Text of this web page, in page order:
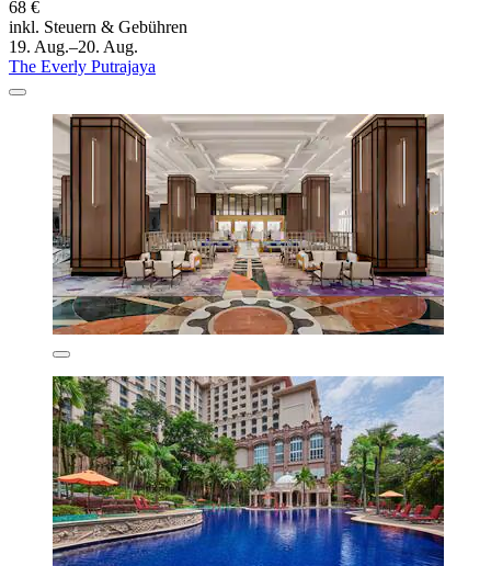
68 €
inkl. Steuern & Gebühren
19. Aug.–20. Aug.
The Everly Putrajaya